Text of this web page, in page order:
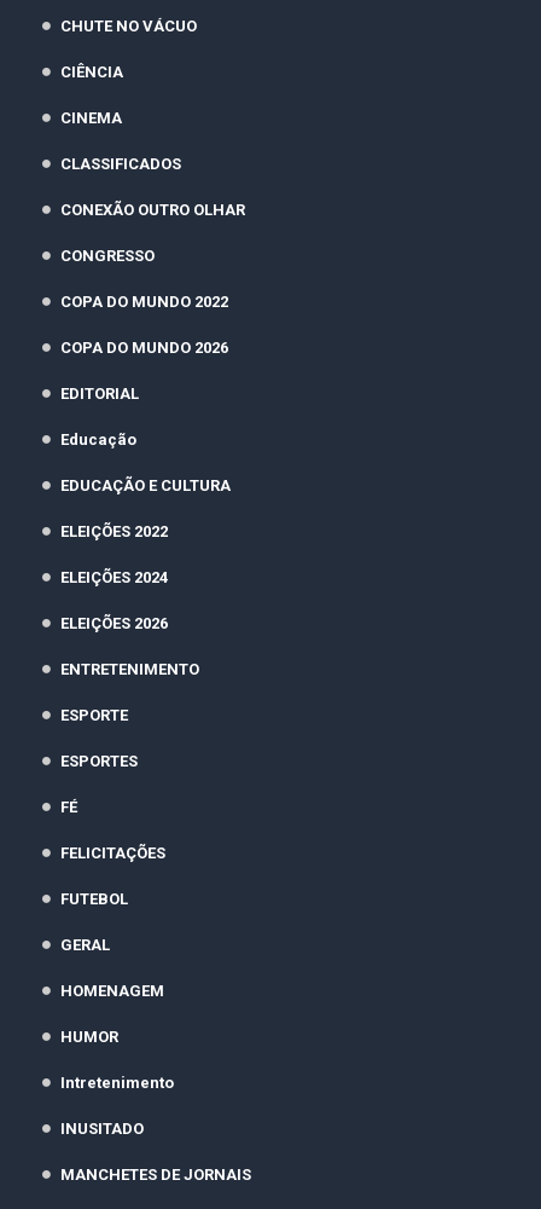
CHUTE NO VÁCUO
CIÊNCIA
CINEMA
CLASSIFICADOS
CONEXÃO OUTRO OLHAR
CONGRESSO
COPA DO MUNDO 2022
COPA DO MUNDO 2026
EDITORIAL
Educação
EDUCAÇÃO E CULTURA
ELEIÇÕES 2022
ELEIÇÕES 2024
ELEIÇÕES 2026
ENTRETENIMENTO
ESPORTE
ESPORTES
FÉ
FELICITAÇÕES
FUTEBOL
GERAL
HOMENAGEM
HUMOR
Intretenimento
INUSITADO
MANCHETES DE JORNAIS